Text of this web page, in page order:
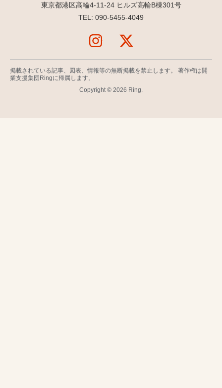
東京都港区高輪4-11-24 ヒルズ高輪B棟301号
TEL: 090-5455-4049
掲載されている記事、図表、情報等の無断掲載を禁止します。 著作権は開
業支援集団Ringに帰属します。
Copyright © 2026 Ring.